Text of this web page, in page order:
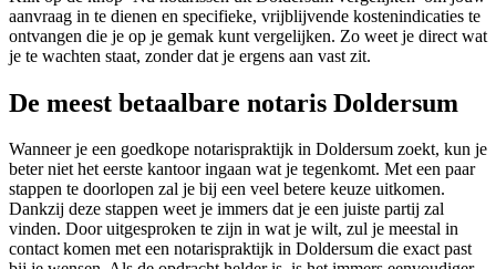
aanvraag in te dienen en specifieke, vrijblijvende kostenindicaties te
ontvangen die je op je gemak kunt vergelijken. Zo weet je direct wat
je te wachten staat, zonder dat je ergens aan vast zit.
De meest betaalbare notaris Doldersum
Wanneer je een goedkope notarispraktijk in Doldersum zoekt, kun je
beter niet het eerste kantoor ingaan wat je tegenkomt. Met een paar
stappen te doorlopen zal je bij een veel betere keuze uitkomen.
Dankzij deze stappen weet je immers dat je een juiste partij zal
vinden. Door uitgesproken te zijn in wat je wilt, zul je meestal in
contact komen met een notarispraktijk in Doldersum die exact past